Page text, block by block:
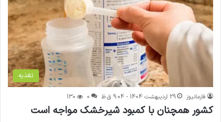
تغذیه
فارمانیوز 29 اردیبهشت 1404 - 9:04 ق.ظ 0
130
کشور همچنان با کمبود شیرخشک مواجه است